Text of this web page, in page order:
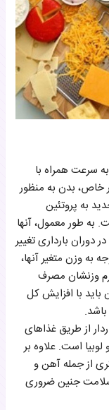
سرعت همراه با
خاص، بدن به منظور
به پروتئین
به طور معمول، آنها
بارداری تغییر
به وزن متغیر آنها،
هر کیلوگرم وزنشان مصرف
باید با افزایش کل
از طریق غذاهای
است. علاوه بر
از جمله آهن و
سلامت جنین ضروری